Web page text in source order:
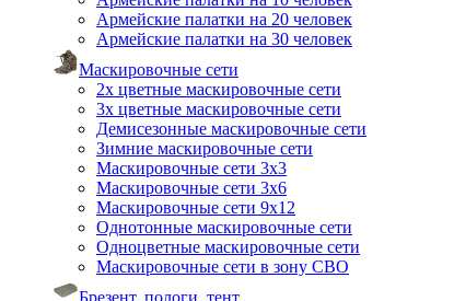
Армейские палатки на 20 человек
Армейские палатки на 30 человек
Маскировочные сети
2х цветные маскировочные сети
3х цветные маскировочные сети
Демисезонные маскировочные сети
Зимние маскировочные сети
Маскировочные сети 3х3
Маскировочные сети 3х6
Маскировочные сети 9х12
Однотонные маскировочные сети
Одноцветные маскировочные сети
Маскировочные сети в зону СВО
Брезент, пологи, тент